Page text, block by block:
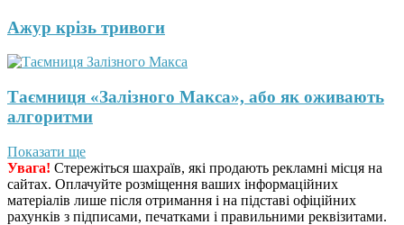
Ажур крізь тривоги
Таємниця «Залізного Макса», або як оживають
алгоритми
Показати ще
Увага! Стережіться шахраїв, які продають рекламні місця на
сайтах. Оплачуйте розміщення ваших інформаційних
матеріалів лише після отримання і на підставі офіційних
рахунків з підписами, печатками і правильними реквізитами.